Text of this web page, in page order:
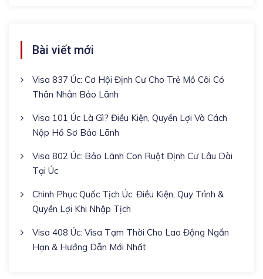
Bài viết mới
Visa 837 Úc: Cơ Hội Định Cư Cho Trẻ Mồ Côi Có
Thân Nhân Bảo Lãnh
Visa 101 Úc Là Gì? Điều Kiện, Quyền Lợi Và Cách
Nộp Hồ Sơ Bảo Lãnh
Visa 802 Úc: Bảo Lãnh Con Ruột Định Cư Lâu Dài
Tại Úc
Chinh Phục Quốc Tịch Úc: Điều Kiện, Quy Trình &
Quyền Lợi Khi Nhập Tịch
Visa 408 Úc: Visa Tạm Thời Cho Lao Động Ngắn
Hạn & Hướng Dẫn Mới Nhất